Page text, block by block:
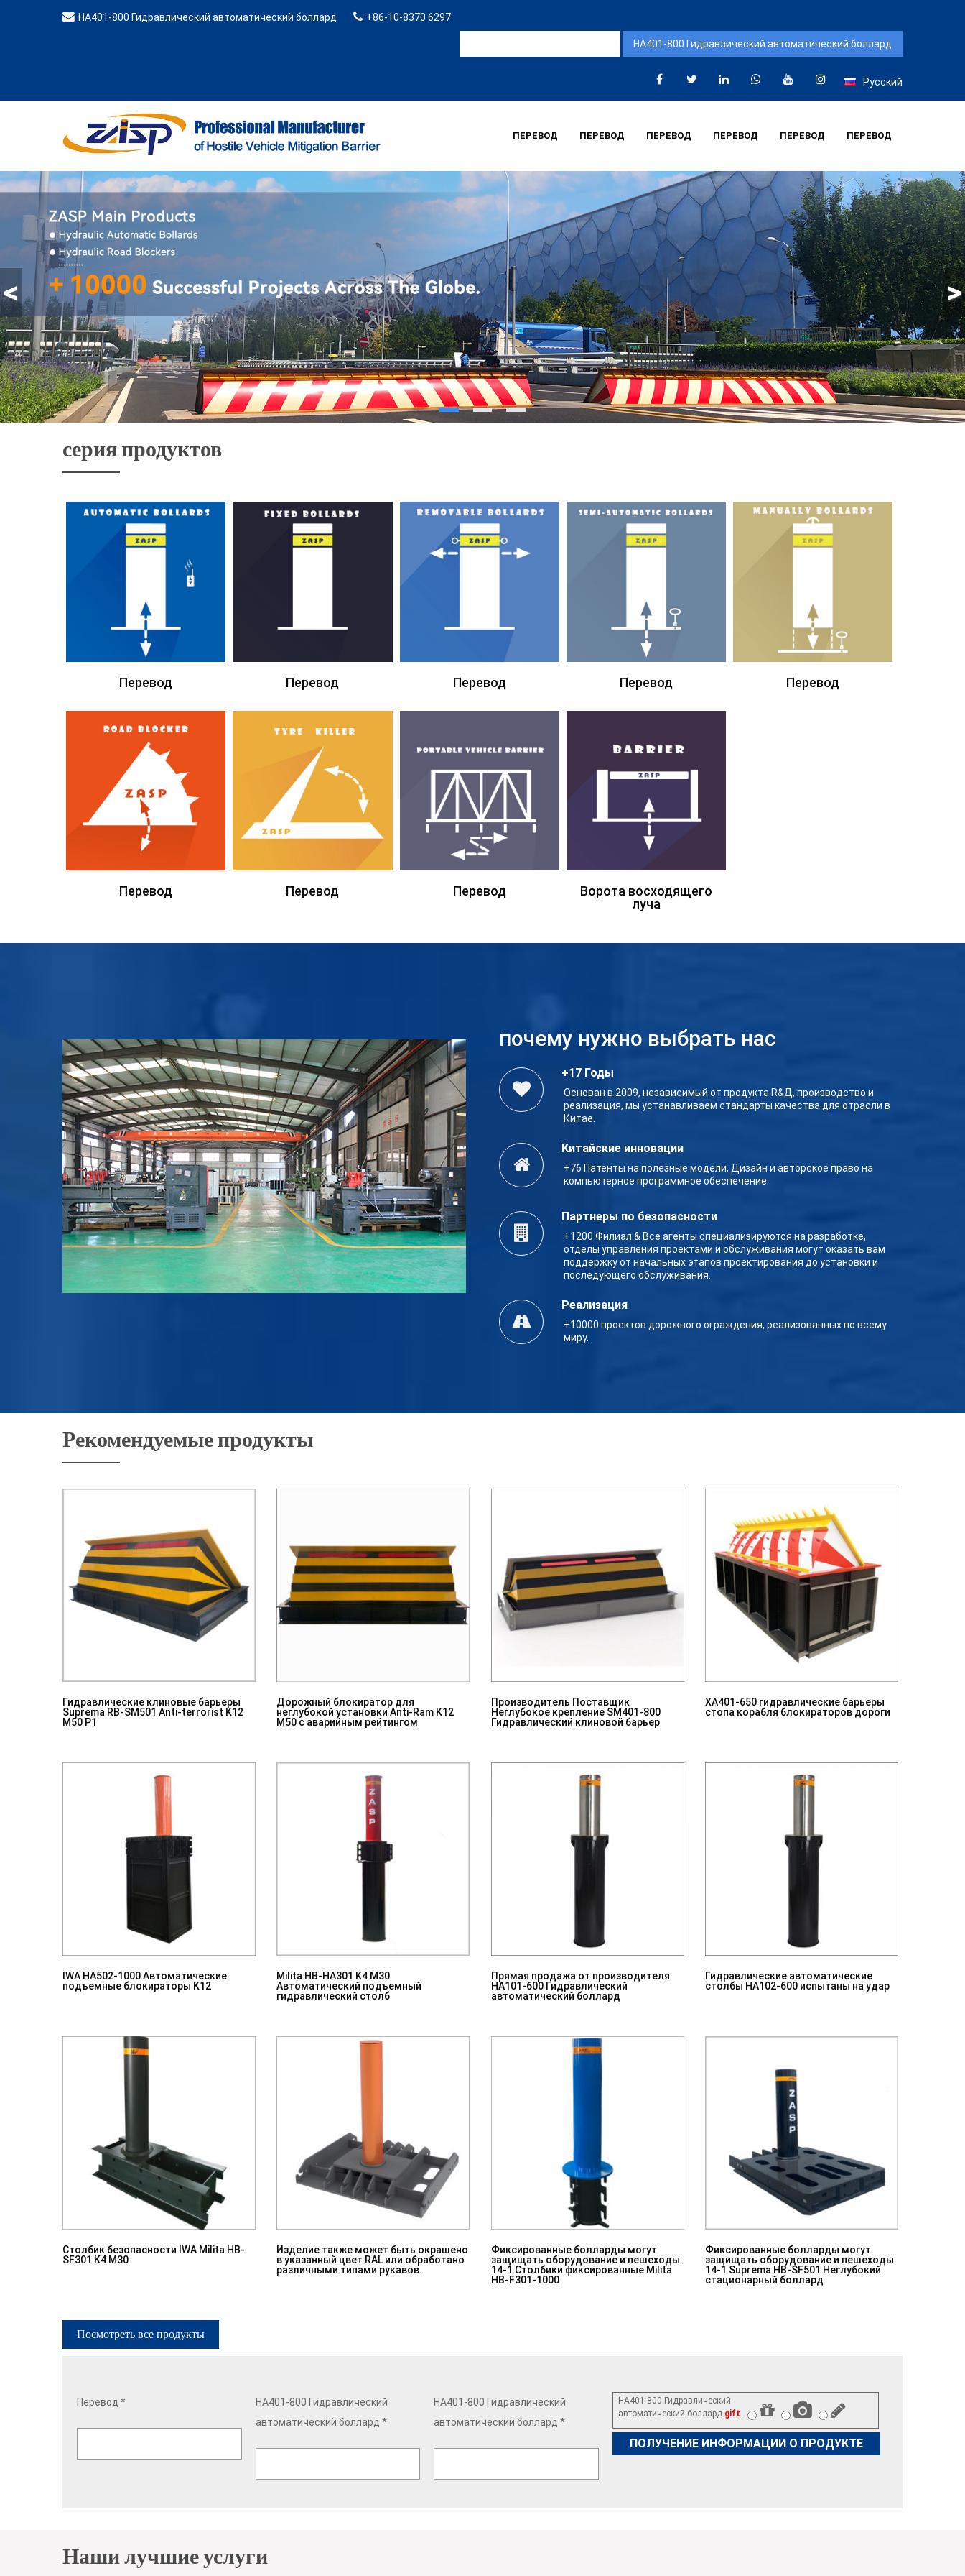
HA401-800 Гидравлический автоматический боллард +86-10-8370 6297
Русский
ПЕРЕВОД ПЕРЕВОД ПЕРЕВОД ПЕРЕВОД ПЕРЕВОД ПЕРЕВОД
< >
серия продуктов
Перевод Перевод Перевод Перевод Перевод
Перевод Перевод Перевод
Ворота восходящего
луча
почему нужно выбрать нас
+17 Годы
Основан в 2009, независимый от продукта R&Д, производство и
реализация, мы устанавливаем стандарты качества для отрасли в
Китае.
Китайские инновации
+76 Патенты на полезные модели, Дизайн и авторское право на
компьютерное программное обеспечение.
Партнеры по безопасности
+1200 Филиал & Все агенты специализируются на разработке,
отделы управления проектами и обслуживания могут оказать вам
поддержку от начальных этапов проектирования до установки и
последующего обслуживания.
Реализация
+10000 проектов дорожного ограждения, реализованных по всему
миру.
Рекомендуемые продукты
Гидравлические клиновые барьеры
Suprema RB-SM501 Anti-terrorist K12
M50 P1
Дорожный блокиратор для
неглубокой установки Anti-Ram K12
M50 с аварийным рейтингом
Производитель Поставщик
Неглубокое крепление SM401-800
Гидравлический клиновой барьер
ХА401-650 гидравлические барьеры
стопа корабля блокираторов дороги
IWA HA502-1000 Автоматические
подъемные блокираторы K12
Milita HB-HA301 K4 M30
Автоматический подъемный
гидравлический столб
Прямая продажа от производителя
HA101-600 Гидравлический
автоматический боллард
Гидравлические автоматические
столбы HA102-600 испытаны на удар
Столбик безопасности IWA Milita HB-
SF301 K4 M30
Изделие также может быть окрашено
в указанный цвет RAL или обработано
различными типами рукавов.
Фиксированные болларды могут
защищать оборудование и пешеходы.
14-1 Столбики фиксированные Milita
HB-F301-1000
Фиксированные болларды могут
защищать оборудование и пешеходы.
14-1 Suprema HB-SF501 Неглубокий
стационарный боллард
Посмотреть все продукты
Перевод *
HA401-800 Гидравлический
автоматический боллард *
HA401-800 Гидравлический
автоматический боллард *
HA401-800 Гидравлический
автоматический боллард gift
ПОЛУЧЕНИЕ ИНФОРМАЦИИ О ПРОДУКТЕ
Наши лучшие услуги